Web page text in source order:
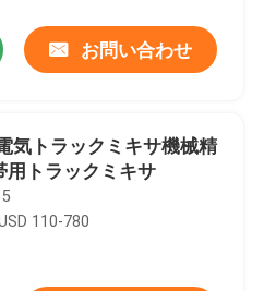
お問い合わせ
気トラックミキサ機械精
用トラックミキサ
5
110-780